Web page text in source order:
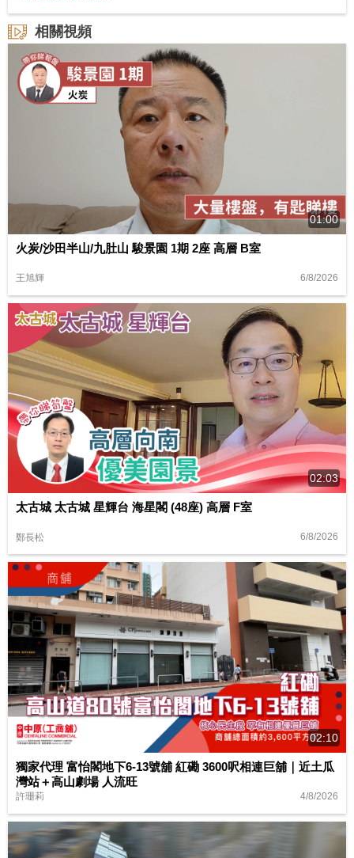
相關視頻
01:00
火炭/沙田半山/九肚山 駿景園 1期 2座 高層 B室
王旭輝 6/8/2026
02:03
太古城 太古城 星輝台 海星閣 (48座) 高層 F室
鄭長松 6/8/2026
02:10
獨家代理 富怡閣地下6-13號舖 紅磡 3600呎相連巨舖｜近土瓜
灣站＋高山劇場 人流旺
許珊莉 4/8/2026